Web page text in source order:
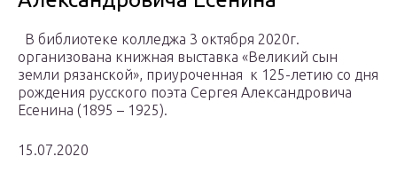
В библиотеке колледжа 3 октября 2020г.
организована книжная выставка «Великий сын
земли рязанской», приуроченная к 125-летию со дня
рождения русского поэта Сергея Александровича
Есенина (1895 – 1925).
15.07.2020